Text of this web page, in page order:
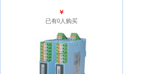
￥
已有0人购买